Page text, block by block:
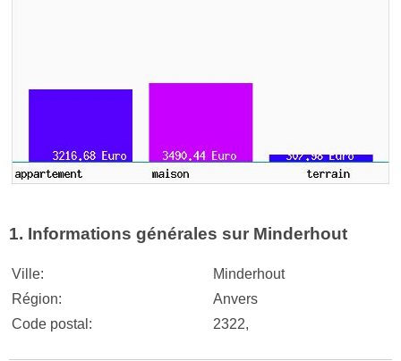
1. Informations générales sur Minderhout
Ville:
Minderhout
Région:
Anvers
Code postal:
2322,